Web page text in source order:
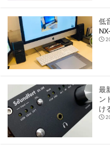
低
最
ン
け